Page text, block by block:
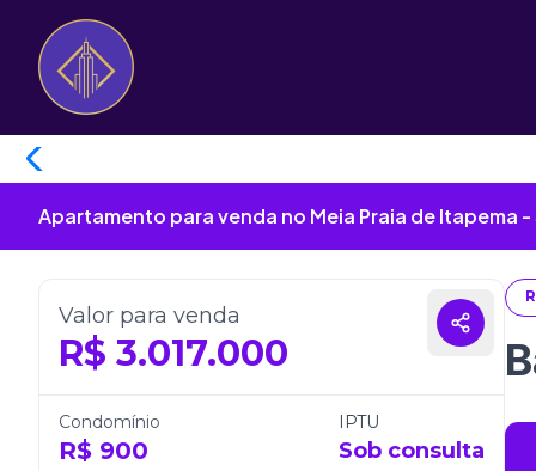
Apartamento para venda no Meia Praia de Itapema -
Valor para venda
R$ 3.017.000
Condomínio
R$ 900
IPTU
Sob consulta